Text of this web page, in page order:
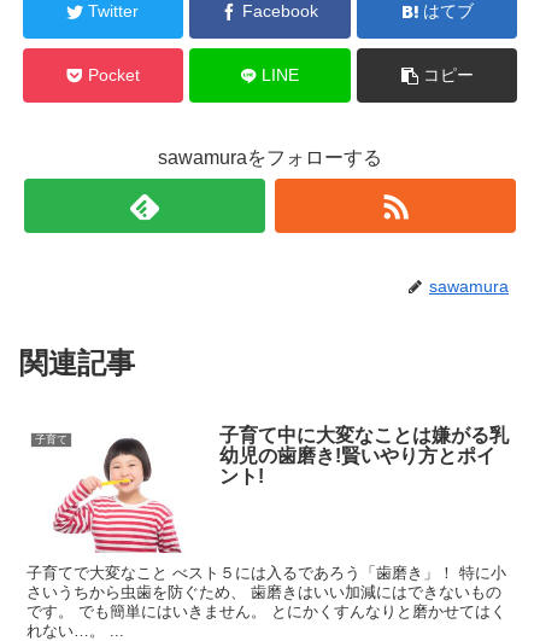
Twitter Facebook はてブ
Pocket LINE コピー
sawamuraをフォローする
sawamura
関連記事
子育て
子育て中に大変なことは嫌がる乳
幼児の歯磨き!賢いやり方とポイ
ント!
子育てで大変なこと べスト５には入るであろう「歯磨き」！ 特に小
さいうちから虫歯を防ぐため、 歯磨きはいい加減にはできないもの
です。 でも簡単にはいきません。 とにかくすんなりと磨かせてはく
れない…。 ...